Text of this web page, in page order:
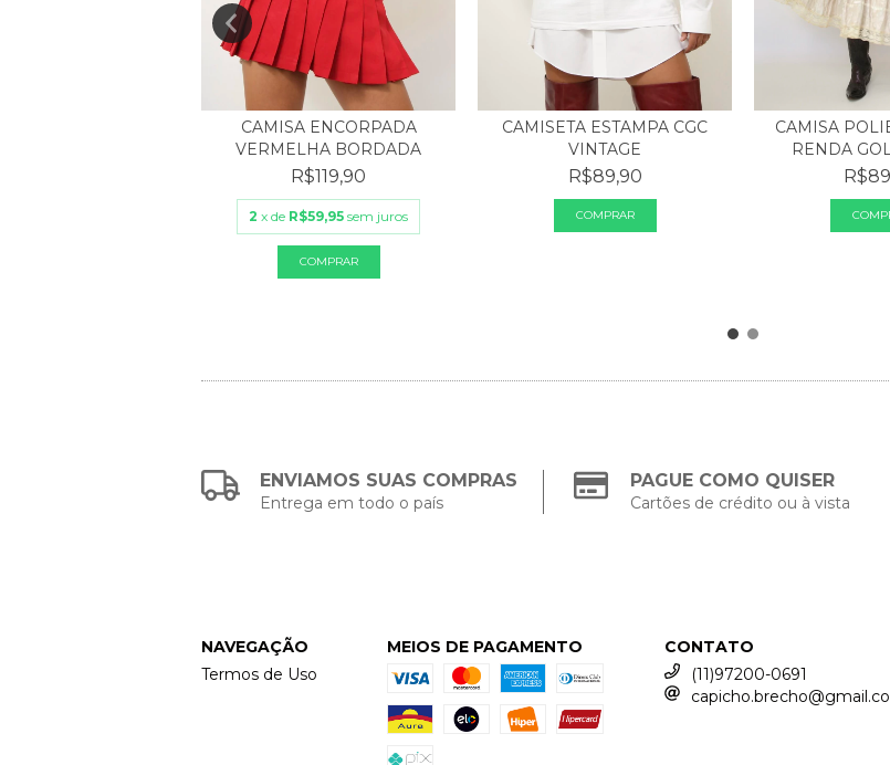
CAMISA ENCORPADA
VERMELHA BORDADA
R$119,90
2 x de R$59,95 sem juros
CAMISETA ESTAMPA CGC
VINTAGE
R$89,90
CAMISA
RENDA
ENVIAMOS SUAS COMPRAS
Entrega em todo o país
PAGUE COMO QUISER
Cartões de crédito ou à vista
NAVEGAÇÃO
Termos de Uso
MEIOS DE PAGAMENTO
CONTATO
(11)97200-0691